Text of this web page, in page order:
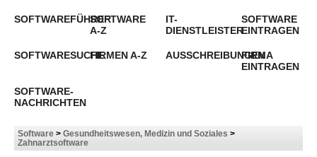
SOFTWAREFÜHRERSOFTWARE
A-Z
IT-
DIENSTLEISTER
SOFTWARE
EINTRAGEN
SOFTWARESUCHEFIRMEN A-Z AUSSCHREIBUNGEN
FIRMA
EINTRAGEN
SOFTWARE-
NACHRICHTEN
Software > Gesundheitswesen, Medizin und Soziales >
Zahnarztsoftware